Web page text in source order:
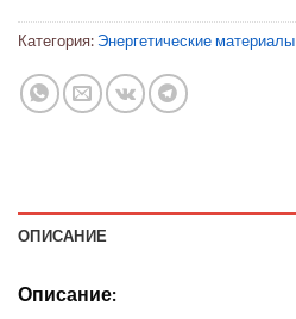
Категория: Энергетические материалы
ОПИСАНИЕ
Описание: